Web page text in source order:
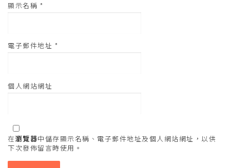
顯示名稱 *
電子郵件地址 *
個人網站網址
在瀏覽器中儲存顯示名稱、電子郵件地址及個人網站網址，以供
下次發佈留言時使用。